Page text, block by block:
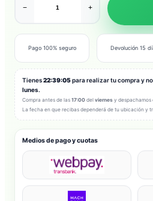
− +
Pago 100% seguro Devolución 15
Tienes22:39:03para realizar tu compra y
lunes.
Compra antes de las 17:00 del viernes y despachamos
La fecha en que recibas dependerá de tu ubicación y
Medios de pago y cuotas